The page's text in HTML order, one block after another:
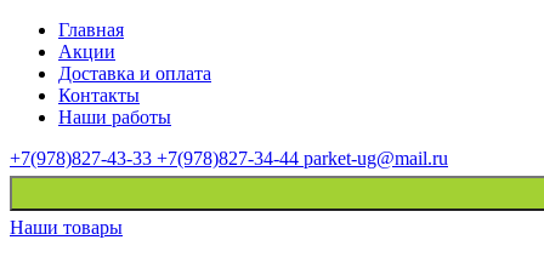
Главная
Акции
Доставка и оплата
Контакты
Наши работы
+7(978)827-43-33 +7(978)827-34-44 parket-ug@mail.ru
Наши товары